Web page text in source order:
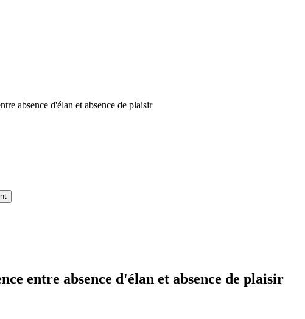
absence d'élan et absence de plaisir
entre absence d'élan et absence de plaisir